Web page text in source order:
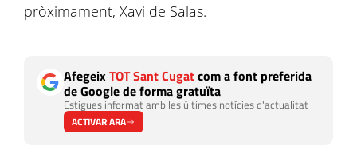
pròximament, Xavi de Salas.
AfegeixTOT Sant Cugatcom a font preferida
de Google de forma gratuïta
Estigues informat amb les últimes notícies d'actualitat
ACTIVAR ARA